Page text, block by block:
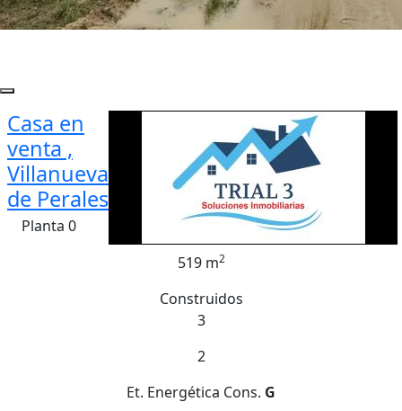
Casa en
venta ,
Villanueva
de Perales
Planta 0
519 m2
Construidos
3
2
Et. Energética Cons. G